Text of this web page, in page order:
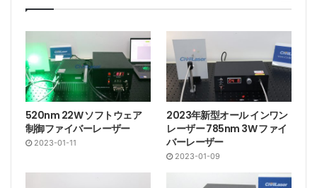
520nm 22W ソフトウェア
制御ファイバーレーザー
2023-01-11
2023年新型オール インワン
レーザー 785nm 3W ファイ
バーレーザー
2023-01-09